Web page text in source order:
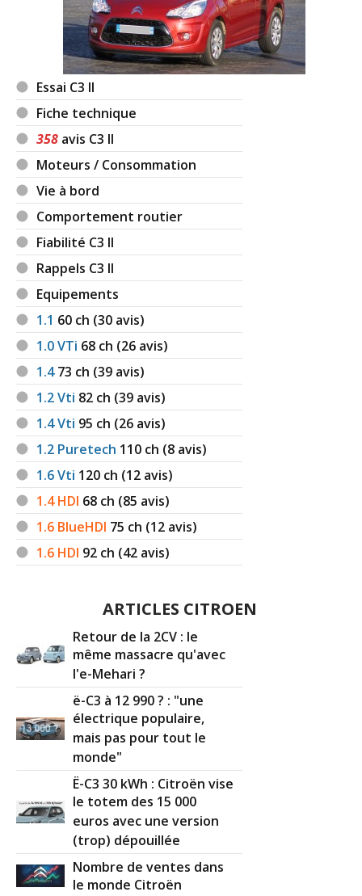
1.4 HDI 68 ch BVM, 19000 kms, 2015,
Feel Edit(0 )
17/20
15/20
-- /20
02/20 1.4 HDI 68 ch 190000(
-- /20 1.4 HDI 68 ch BOITE MANUELLE
16/20
1.4 HDI 68 ch 93000km.2013.confort.
boite man(1 )
-- /20 1.4 HDI 68 ch 2008
17/20 1.4 HDI 68 ch 143534
-- /20 1.4 HDI 68 2010(0 )
places(0 )
10/20
1.4 HDI 68 ch C3 Phase 2 de 2011 - 180
000 km
-- /20 1.4 HDI 68 ch 38000, 2013
-- /20 1.4 HDI 68 ch 58000
Essai C3 II
Fiche technique
358 avis C3 II
Moteurs / Consommation
Vie à bord
Comportement routier
Fiabilité C3 II
Rappels C3 II
Equipements
1.1 60 ch (30 avis)
1.0 VTi 68 ch (26 avis)
1.473 ch (39 avis)
1.2 Vti 82 ch (39 avis)
1.4 Vti 95 ch (26 avis)
1.2 Puretech 110 ch (8 avis)
1.6 Vti 120 ch (12 avis)
1.4 HDI 68 ch (85 avis)
1.6 BlueHDI 75 ch (12 avis)
1.6 HDI 92 ch (42 avis)
ARTICLES CITROEN
Retour de la 2CV : le
même massacre qu'avec
l'e-Mehari ?
ë-C3 à 12 990 ? : "une
électrique populaire,
mais pas pour tout le
monde"
Ë-C3 30 kWh : Citroën vise
le totem des 15 000
euros avec une version
(trop) dépouillée
Nombre de ventes dans
le monde Citroën